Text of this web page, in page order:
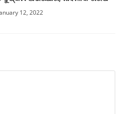
12, 2022